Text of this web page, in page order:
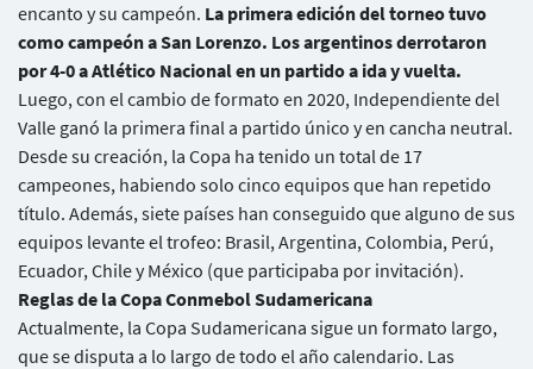
encanto y su campeón. La primera edición del torneo tuvo
como campeón a San Lorenzo. Los argentinos derrotaron
por 4-0 a Atlético Nacional en un partido a ida y vuelta.
Luego, con el cambio de formato en 2020, Independiente del
Valle ganó la primera final a partido único y en cancha neutral.
Desde su creación, la Copa ha tenido un total de 17
campeones, habiendo solo cinco equipos que han repetido
título. Además, siete países han conseguido que alguno de sus
equipos levante el trofeo: Brasil, Argentina, Colombia, Perú,
Ecuador, Chile y México (que participaba por invitación).
Reglas de la Copa Conmebol Sudamericana
Actualmente, la Copa Sudamericana sigue un formato largo,
que se disputa a lo largo de todo el año calendario. Las